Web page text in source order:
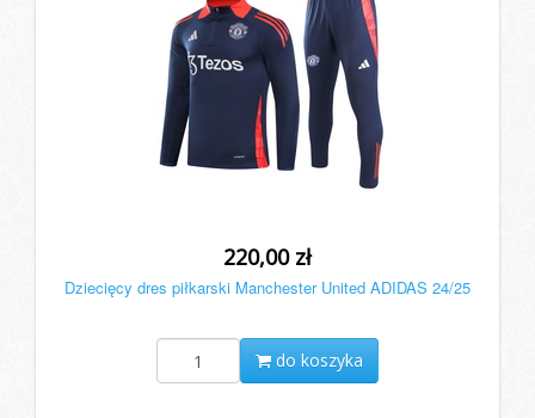
220,00 zł
Dziecięcy dres piłkarski Manchester United ADIDAS 24/25
do koszyka